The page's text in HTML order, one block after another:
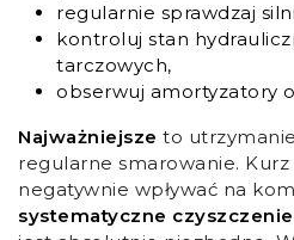
regularnie sprawdzaj
kontroluj stan
tarczowych,
obserwuj amortyzatory
Najważniejsze to
regularne smarowanie.
negatywnie wpływać na
systematyczne